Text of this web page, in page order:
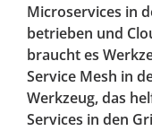
Microservices in
betrieben und
braucht es
Service Mesh in
Werkzeug, das
Services in den